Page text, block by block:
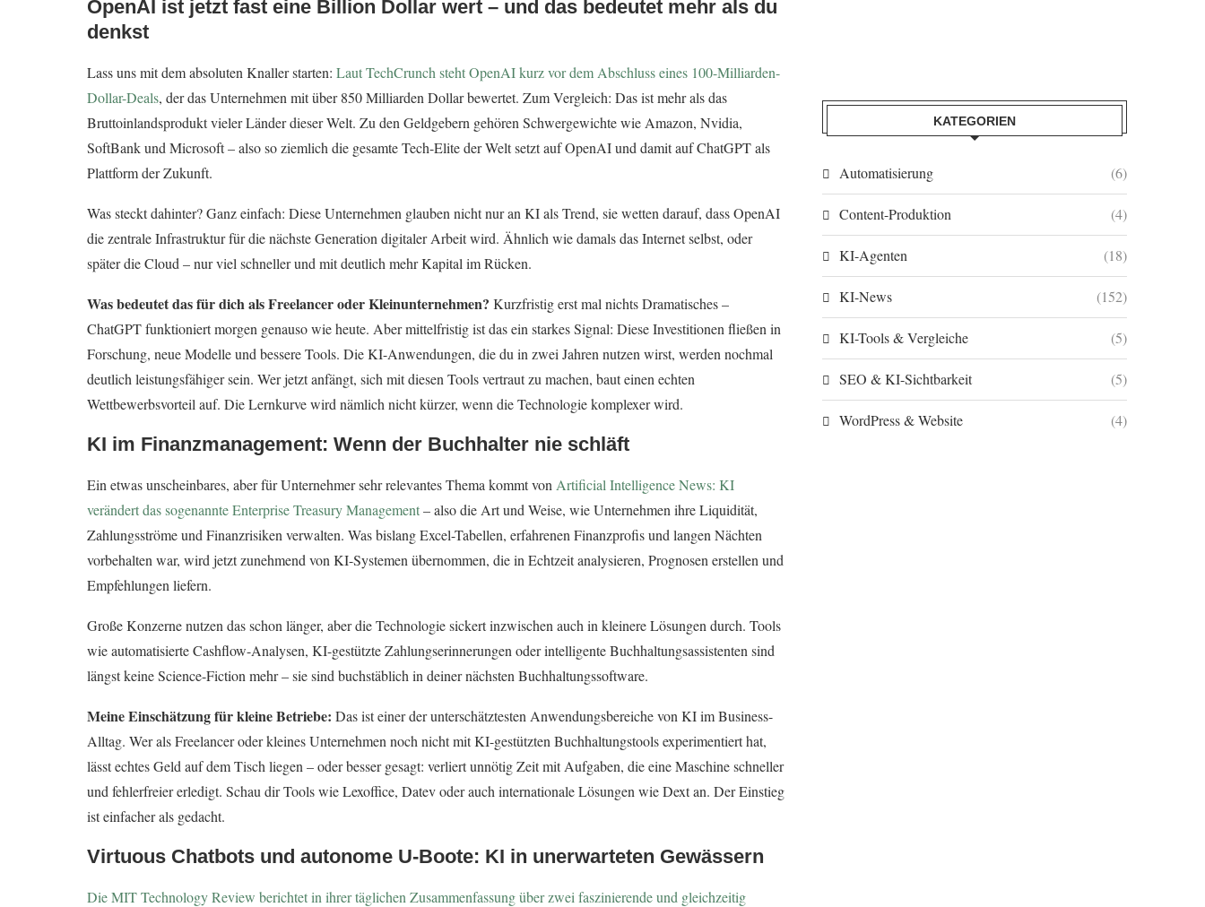
OpenAI ist jetzt fast eine Billion Dollar wert – und das bedeutet mehr als du
denkst
Lass uns mit dem absoluten Knaller starten: Laut TechCrunch steht OpenAI kurz vor dem Abschluss eines 100-Milliarden-
Dollar-Deals, der das Unternehmen mit über 850 Milliarden Dollar bewertet. Zum Vergleich: Das ist mehr als das
Bruttoinlandsprodukt vieler Länder dieser Welt. Zu den Geldgebern gehören Schwergewichte wie Amazon, Nvidia,
SoftBank und Microsoft – also so ziemlich die gesamte Tech-Elite der Welt setzt auf OpenAI und damit auf ChatGPT als
Plattform der Zukunft.
Was steckt dahinter? Ganz einfach: Diese Unternehmen glauben nicht nur an KI als Trend, sie wetten darauf, dass OpenAI
die zentrale Infrastruktur für die nächste Generation digitaler Arbeit wird. Ähnlich wie damals das Internet selbst, oder
später die Cloud – nur viel schneller und mit deutlich mehr Kapital im Rücken.
Was bedeutet das für dich als Freelancer oder Kleinunternehmen? Kurzfristig erst mal nichts Dramatisches –
ChatGPT funktioniert morgen genauso wie heute. Aber mittelfristig ist das ein starkes Signal: Diese Investitionen fließen in
Forschung, neue Modelle und bessere Tools. Die KI-Anwendungen, die du in zwei Jahren nutzen wirst, werden nochmal
deutlich leistungsfähiger sein. Wer jetzt anfängt, sich mit diesen Tools vertraut zu machen, baut einen echten
Wettbewerbsvorteil auf. Die Lernkurve wird nämlich nicht kürzer, wenn die Technologie komplexer wird.
KI im Finanzmanagement: Wenn der Buchhalter nie schläft
Ein etwas unscheinbares, aber für Unternehmer sehr relevantes Thema kommt von Artificial Intelligence News: KI
verändert das sogenannte Enterprise Treasury Management– also die Art und Weise, wie Unternehmen ihre Liquidität,
Zahlungsströme und Finanzrisiken verwalten. Was bislang Excel-Tabellen, erfahrenen Finanzprofis und langen Nächten
vorbehalten war, wird jetzt zunehmend von KI-Systemen übernommen, die in Echtzeit analysieren, Prognosen erstellen und
Empfehlungen liefern.
Große Konzerne nutzen das schon länger, aber die Technologie sickert inzwischen auch in kleinere Lösungen durch. Tools
wie automatisierte Cashflow-Analysen, KI-gestützte Zahlungserinnerungen oder intelligente Buchhaltungsassistenten sind
längst keine Science-Fiction mehr – sie sind buchstäblich in deiner nächsten Buchhaltungssoftware.
Meine Einschätzung für kleine Betriebe: Das ist einer der unterschätztesten Anwendungsbereiche von KI im Business-
Alltag. Wer als Freelancer oder kleines Unternehmen noch nicht mit KI-gestützten Buchhaltungstools experimentiert hat,
lässt echtes Geld auf dem Tisch liegen – oder besser gesagt: verliert unnötig Zeit mit Aufgaben, die eine Maschine schneller
und fehlerfreier erledigt. Schau dir Tools wie Lexoffice, Datev oder auch internationale Lösungen wie Dext an. Der Einstieg
ist einfacher als gedacht.
Virtuous Chatbots und autonome U-Boote: KI in unerwarteten Gewässern
Die MIT Technology Review berichtet in ihrer täglichen Zusammenfassung über zwei faszinierende und gleichzeitig
KATEGORIEN
Automatisierung (6)
Content-Produktion (4)
KI-Agenten (18)
KI-News (152)
KI-Tools & Vergleiche (5)
SEO & KI-Sichtbarkeit (5)
WordPress & Website (4)